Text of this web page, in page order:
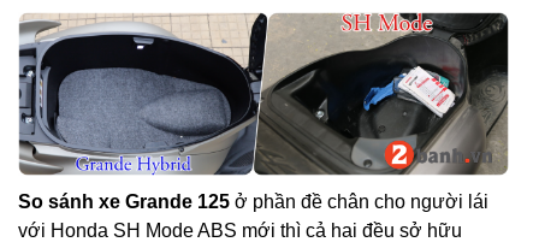
So sánh xe Grande 125 ở phần đề chân cho người lái
với Honda SH Mode ABS mới thì cả hai đều sở hữu